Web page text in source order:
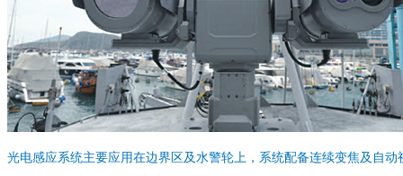
光电感应系统主要应用在边界区及水警轮上，系统配备连续变焦及自